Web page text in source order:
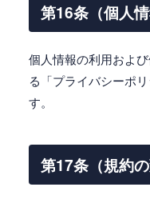
第16条（個人
個人情報の利用およ
る「プライバシーポ
す。
第17条（規約の